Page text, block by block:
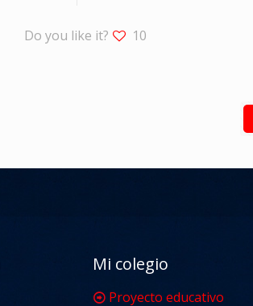
Do you like it? 10
Mi colegio
Proyecto educativo